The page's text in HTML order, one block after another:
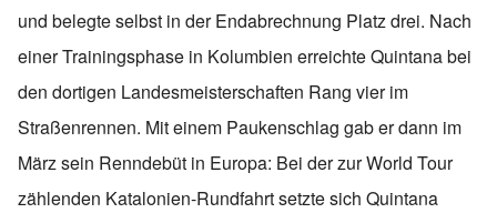
und belegte selbst in der Endabrechnung Platz drei. Nach
einer Trainingsphase in Kolumbien erreichte Quintana bei
den dortigen Landesmeisterschaften Rang vier im
Straßenrennen. Mit einem Paukenschlag gab er dann im
März sein Renndebüt in Europa: Bei der zur World Tour
zählenden Katalonien-Rundfahrt setzte sich Quintana